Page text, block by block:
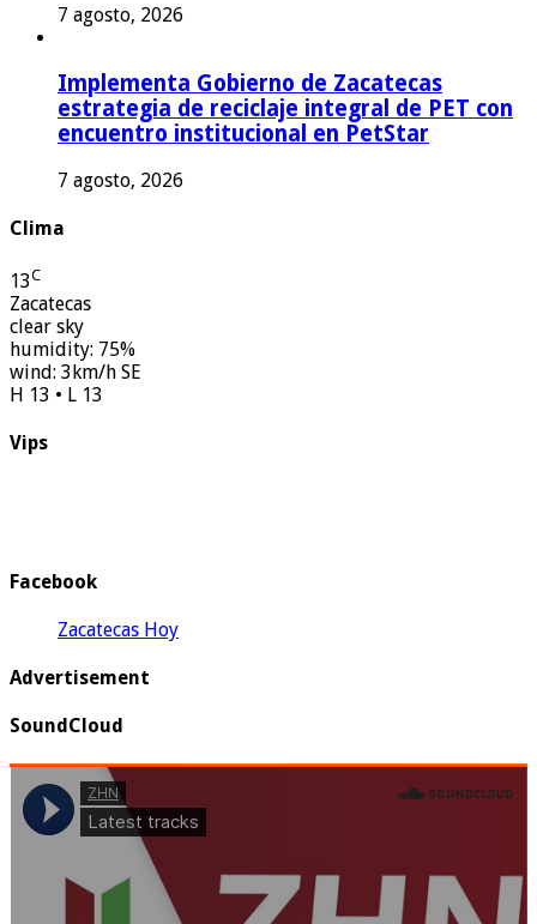
7 agosto, 2026
Implementa Gobierno de Zacatecas
estrategia de reciclaje integral de PET con
encuentro institucional en PetStar
7 agosto, 2026
Clima
13C
Zacatecas
clear sky
humidity: 75%
wind: 3km/h SE
H 13 • L 13
Vips
Facebook
Zacatecas Hoy
Advertisement
SoundCloud